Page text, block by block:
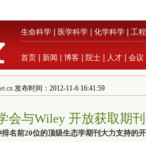
生命科学 医学科学 化学科学 工
首页 新闻 博客 院士 人才 会议
发布时间：2012-11-6 16:41:59
会与Wiley 开放获取期
名前20位的顶级生态学期刊大力支持的